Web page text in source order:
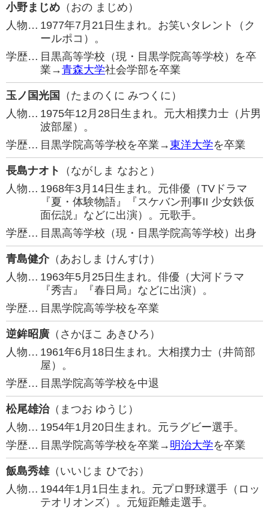
小野まじめ （おの まじめ）
人物… 1977年7月21日生まれ。お笑いタレント（ク
ールポコ）。
学歴… 目黒高等学校（現・目黒学院高等学校）を卒
業→青森大学社会学部を卒業
玉ノ国光国
（たまのくに みつくに）
人物… 1975年12月28日生まれ。元大相撲力士（片男
波部屋）。
学歴… 目黒学院高等学校を卒業→東洋大学を卒業
長島ナオト
（ながしま なおと）
人物… 1968年3月14日生まれ。元俳優（TVドラマ
『夏・体験物語』『スケバン刑事II 少女鉄仮
面伝説』などに出演）。元歌手。
学歴… 目黒高等学校（現・目黒学院高等学校）出身
青島健介（あおしま けんすけ）
人物… 1963年5月25日生まれ。俳優（大河ドラマ
『秀吉』『春日局』などに出演）。
学歴… 目黒学院高等学校を卒業
逆鉾昭廣 （さかほこ あきひろ）
人物… 1961年6月18日生まれ。大相撲力士（井筒部
屋）。
学歴… 目黒学院高等学校を中退
松尾雄治（まつお ゆうじ）
人物… 1954年1月20日生まれ。元ラグビー選手。
学歴… 目黒学院高等学校を卒業→ 明治大学を卒業
飯島秀雄（いいじま ひでお）
人物… 1944年1月1日生まれ。元プロ野球選手（ロッ
テオリオンズ）。元短距離走選手。